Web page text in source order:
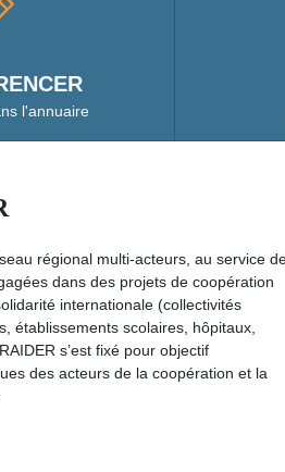
l'annuaire
régional multi-acteurs, au service
dans des projets de coopération
internationale (collectivités
établissements scolaires, hôpitaux,
s’est fixé pour objectif
des acteurs de la coopération et la